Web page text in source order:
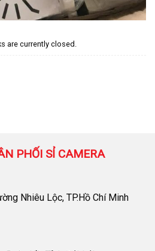
are currently closed.
PHỐI SỈ CAMERA
Nhiêu Lộc, TP.Hồ Chí Minh